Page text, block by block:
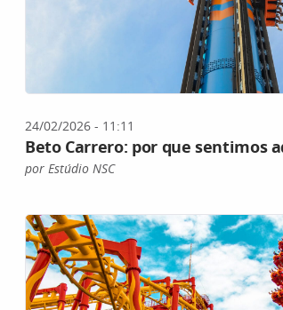
24/02/2026 - 11:11
Beto Carrero: por que sentimos
por Estúdio NSC